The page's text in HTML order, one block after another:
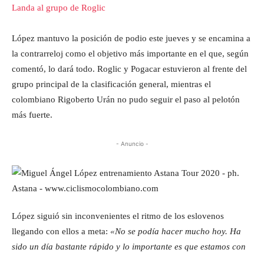
Landa al grupo de Roglic
López mantuvo la posición de podio este jueves y se encamina a
la contrarreloj como el objetivo más importante en el que, según
comentó, lo dará todo. Roglic y Pogacar estuvieron al frente del
grupo principal de la clasificación general, mientras el
colombiano Rigoberto Urán no pudo seguir el paso al pelotón
más fuerte.
- Anuncio -
López siguió sin inconvenientes el ritmo de los eslovenos
llegando con ellos a meta: «No se podía hacer mucho hoy. Ha
sido un día bastante rápido y lo importante es que estamos con